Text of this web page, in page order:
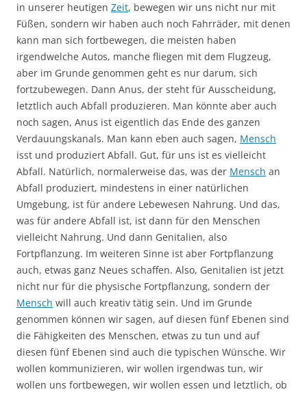
in unserer heutigen Zeit, bewegen wir uns nicht nur mit
Füßen, sondern wir haben auch noch Fahrräder, mit denen
kann man sich fortbewegen, die meisten haben
irgendwelche Autos, manche fliegen mit dem Flugzeug,
aber im Grunde genommen geht es nur darum, sich
fortzubewegen. Dann Anus, der steht für Ausscheidung,
letztlich auch Abfall produzieren. Man könnte aber auch
noch sagen, Anus ist eigentlich das Ende des ganzen
Verdauungskanals. Man kann eben auch sagen, Mensch
isst und produziert Abfall. Gut, für uns ist es vielleicht
Abfall. Natürlich, normalerweise das, was der Mensch an
Abfall produziert, mindestens in einer natürlichen
Umgebung, ist für andere Lebewesen Nahrung. Und das,
was für andere Abfall ist, ist dann für den Menschen
vielleicht Nahrung. Und dann Genitalien, also
Fortpflanzung. Im weiteren Sinne ist aber Fortpflanzung
auch, etwas ganz Neues schaffen. Also, Genitalien ist jetzt
nicht nur für die physische Fortpflanzung, sondern der
Mensch will auch kreativ tätig sein. Und im Grunde
genommen können wir sagen, auf diesen fünf Ebenen sind
die Fähigkeiten des Menschen, etwas zu tun und auf
diesen fünf Ebenen sind auch die typischen Wünsche. Wir
wollen kommunizieren, wir wollen irgendwas tun, wir
wollen uns fortbewegen, wir wollen essen und letztlich, ob